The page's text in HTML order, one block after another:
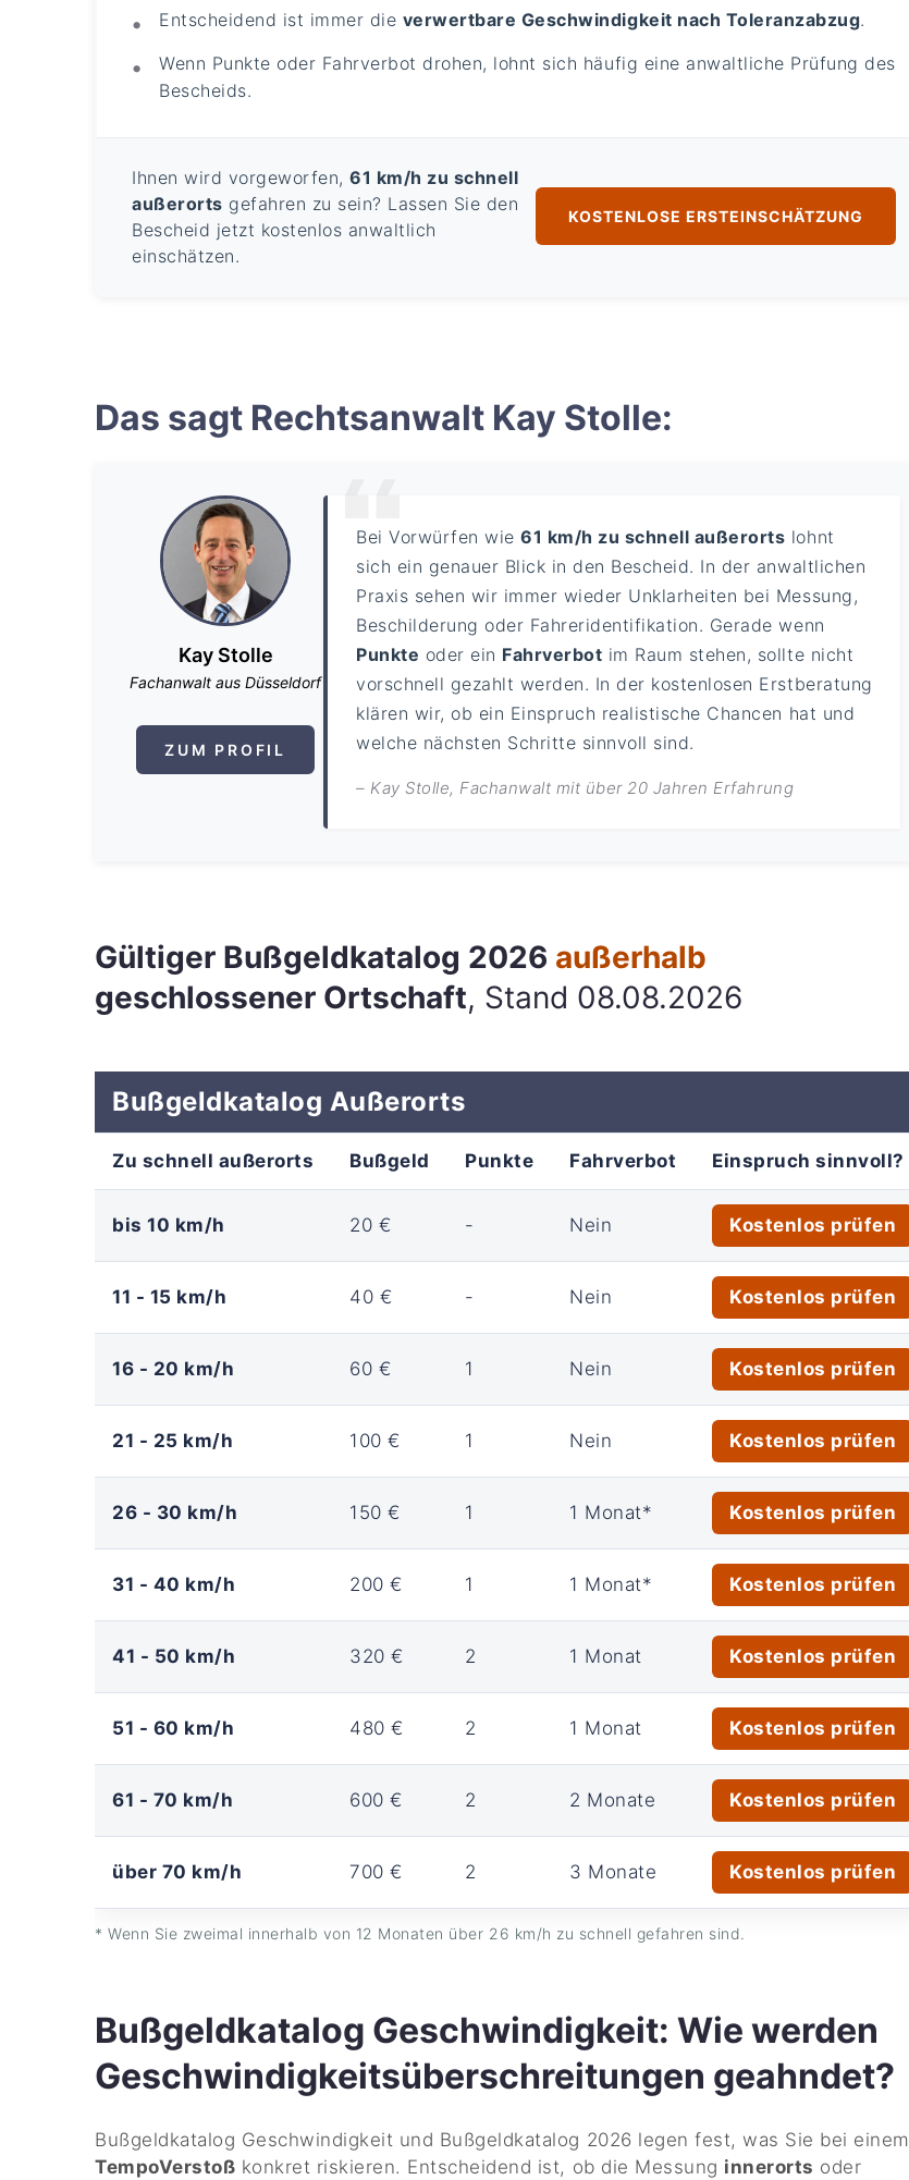
Entscheidend ist immer die verwertbare Geschwindigkeit nach Toleranzabzug.
Wenn Punkte oder Fahrverbot drohen, lohnt sich häufig eine anwaltliche Prüfung des
Bescheids.
Ihnen wird vorgeworfen,61 km/h zu schnell
außerorts gefahren zu sein? Lassen Sie den
Bescheid jetzt kostenlos anwaltlich
einschätzen.
KOSTENLOSE ERSTEINSCHÄTZUNG
Das sagt Rechtsanwalt Kay Stolle:
Kay Stolle
Fachanwalt aus Düsseldorf
ZUM PROFIL
Bei Vorwürfen wie61 km/h zu schnell außerorts lohnt
sich ein genauer Blick in den Bescheid. In der anwaltlichen
Praxis sehen wir immer wieder Unklarheiten bei Messung,
Beschilderung oder Fahreridentifikation. Gerade wenn
Punkte oder ein Fahrverbot im Raum stehen, sollte nicht
vorschnell gezahlt werden. In der kostenlosen Erstberatung
klären wir, ob ein Einspruch realistische Chancen hat und
welche nächsten Schritte sinnvoll sind.
– Kay Stolle, Fachanwalt mit über 20 Jahren Erfahrung
Gültiger Bußgeldkatalog 2026 außerhalb
geschlossener Ortschaft, Stand 08.08.2026
Bußgeldkatalog Außerorts
Zu schnell außerorts Bußgeld Punkte Fahrverbot Einspruch sinnvoll?
bis 10 km/h 20 € - Nein Kostenlos prüfen
11 - 15 km/h 40 € - Nein Kostenlos prüfen
16 - 20 km/h 60 € 1 Nein Kostenlos prüfen
21 - 25 km/h 100 € 1 Nein Kostenlos prüfen
26 - 30 km/h 150 € 1 1 Monat* Kostenlos prüfen
31 - 40 km/h 200 € 1 1 Monat* Kostenlos prüfen
41 - 50 km/h 320 € 2 1 Monat Kostenlos prüfen
51 - 60 km/h 480 € 2 1 Monat Kostenlos prüfen
61 - 70 km/h 600 € 2 2 Monate Kostenlos prüfen
über 70 km/h 700 € 2 3 Monate Kostenlos prüfen
* Wenn Sie zweimal innerhalb von 12 Monaten über 26 km/h zu schnell gefahren sind.
Bußgeldkatalog Geschwindigkeit: Wie werden
Geschwindigkeitsüberschreitungen geahndet?
Bußgeldkatalog Geschwindigkeit und Bußgeldkatalog 2026 legen fest, was Sie bei einem
TempoVerstoß konkret riskieren. Entscheidend ist, ob die Messung innerorts oder